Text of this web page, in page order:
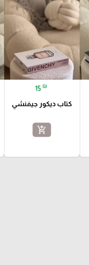
15 ₪
كتاب ديكور جيفنشي
add_shopping_cart